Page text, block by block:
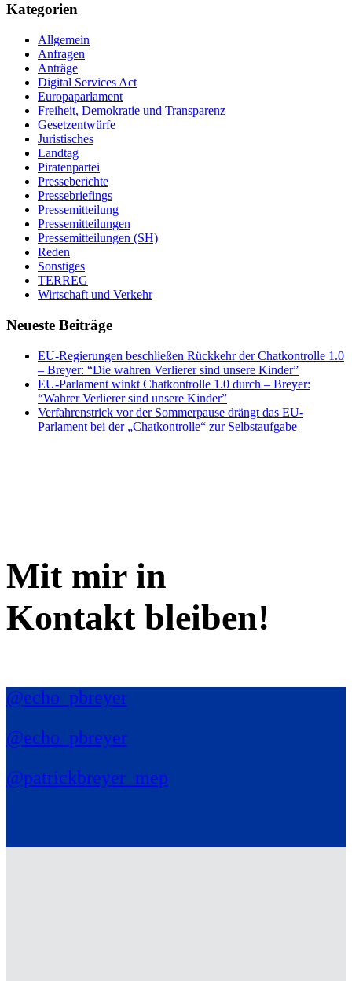
Kategorien
Allgemein
Anfragen
Anträge
Digital Services Act
Europaparlament
Freiheit, Demokratie und Transparenz
Gesetzentwürfe
Juristisches
Landtag
Piratenpartei
Presseberichte
Pressebriefings
Pressemitteilung
Pressemitteilungen
Pressemitteilungen (SH)
Reden
Sonstiges
TERREG
Wirtschaft und Verkehr
Neueste Beiträge
EU-Regierungen beschließen Rückkehr der Chatkontrolle 1.0
– Breyer: “Die wahren Verlierer sind unsere Kinder”
EU-Parlament winkt Chatkontrolle 1.0 durch – Breyer:
“Wahrer Verlierer sind unsere Kinder”
Verfahrenstrick vor der Sommerpause drängt das EU-
Parlament bei der „Chatkontrolle“ zur Selbstaufgabe
Mit mir in
Kontakt bleiben!
@echo_pbreyer
@echo_pbreyer
@patrickbreyer_mep